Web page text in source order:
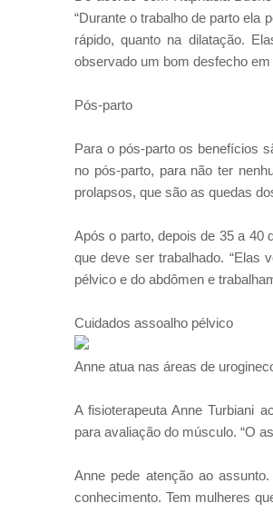
“Durante o trabalho de parto ela
rápido, quanto na dilatação.
observado um bom desfecho
Pós-parto
Para o pós-parto os benefícios
no pós-parto, para não ter
prolapsos, que são as quedas
Após o parto, depois de 35 a 40
que deve ser trabalhado. “Elas
pélvico e do abdômen e
Cuidados assoalho pélvico
Anne atua nas áreas de
A fisioterapeuta Anne Turbiani
para avaliação do músculo. “O
Anne pede atenção ao
conhecimento. Tem mulheres